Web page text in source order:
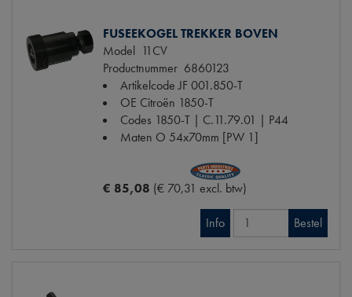
FUSEEKOGEL TREKKER BOVEN
Model 11CV
Productnummer 6860123
Artikelcode JF001.850-T
OE Citroën 1850-T
Codes 1850-T | C.11.79.01 | P44
Maten O 54x70mm [PW 1]
€ 85,08 (€ 70,31 excl. btw)
Info Bestel